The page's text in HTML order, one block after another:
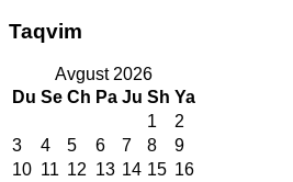
Taqvim
Avgust 2026
Du Se Ch Pa Ju Sh Ya
1
2
3
4 5 6 7 8
9
10 11 12 13 14 15 16